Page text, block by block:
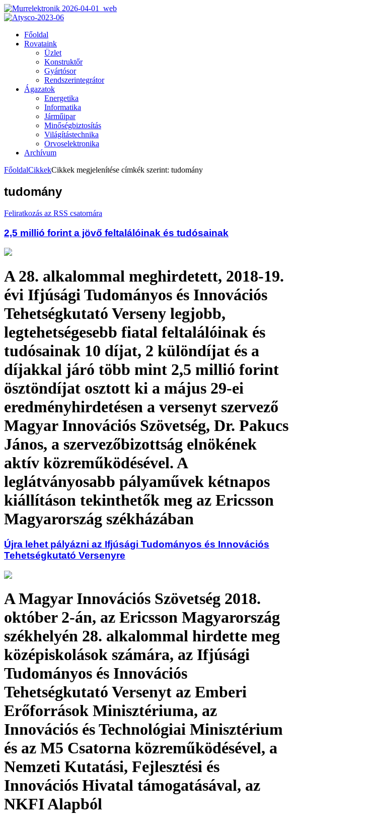
Főoldal
Rovataink
Üzlet
Konstruktőr
Gyártósor
Rendszerintegrátor
Ágazatok
Energetika
Informatika
Járműipar
Minőségbiztosítás
Világítástechnika
Orvoselektronika
Archívum
FőoldalCikkekCikkek megjelenítése címkék szerint: tudomány
tudomány
Feliratkozás az RSS csatornára
2,5 millió forint a jövő feltalálóinak és tudósainak
A 28. alkalommal meghirdetett, 2018-19.
évi Ifjúsági Tudományos és Innovációs
Tehetségkutató Verseny legjobb,
legtehetségesebb fiatal feltalálóinak és
tudósainak 10 díjat, 2 különdíjat és a
díjakkal járó több mint 2,5 millió forint
ösztöndíjat osztott ki a május 29-ei
eredményhirdetésen a versenyt szervező
Magyar Innovációs Szövetség, Dr. Pakucs
János, a szervezőbizottság elnökének
aktív közreműködésével. A
leglátványosabb pályaművek kétnapos
kiállításon tekinthetők meg az Ericsson
Magyarország székházában
Újra lehet pályázni az Ifjúsági Tudományos és Innovációs
Tehetségkutató Versenyre
A Magyar Innovációs Szövetség 2018.
október 2-án, az Ericsson Magyarország
székhelyén 28. alkalommal hirdette meg
középiskolások számára, az Ifjúsági
Tudományos és Innovációs
Tehetségkutató Versenyt az Emberi
Erőforrások Minisztériuma, az
Innovációs és Technológiai Minisztérium
és az M5 Csatorna közreműködésével, a
Nemzeti Kutatási, Fejlesztési és
Innovációs Hivatal támogatásával, az
NKFI Alapból